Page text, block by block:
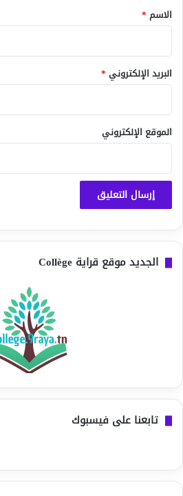
*
الاسم *
البريد الإلكتروني *
الموقع الإلكتروني
الجديد موقع قراية Collège
تابعنا على فيسبوك